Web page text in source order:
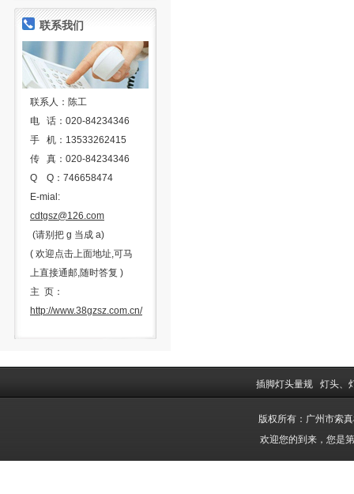
联系我们
联系人：陈工
电 话：020-84234346
手 机：13533262415
传 真：020-84234346
Q Q：746658474
E-mial:
cdtgsz@126.com
(请别把 g 当成 a)
( 欢迎点击上面地址,可马
上直接通邮,随时答复 )
主 页：
http://www.38gzsz.com.cn/
插脚灯头量规 灯头、
版权所有：广州市索
欢迎您的到来，您是第